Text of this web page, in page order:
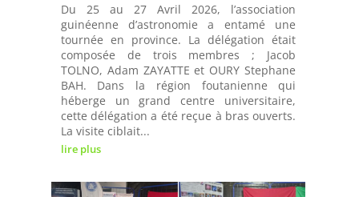
Du 25 au 27 Avril 2026, l’association
guinéenne d’astronomie a entamé une
tournée en province. La délégation était
composée de trois membres ; Jacob
TOLNO, Adam ZAYATTE et OURY Stephane
BAH. Dans la région foutanienne qui
héberge un grand centre universitaire,
cette délégation a été reçue à bras ouverts.
La visite ciblait...
lire plus